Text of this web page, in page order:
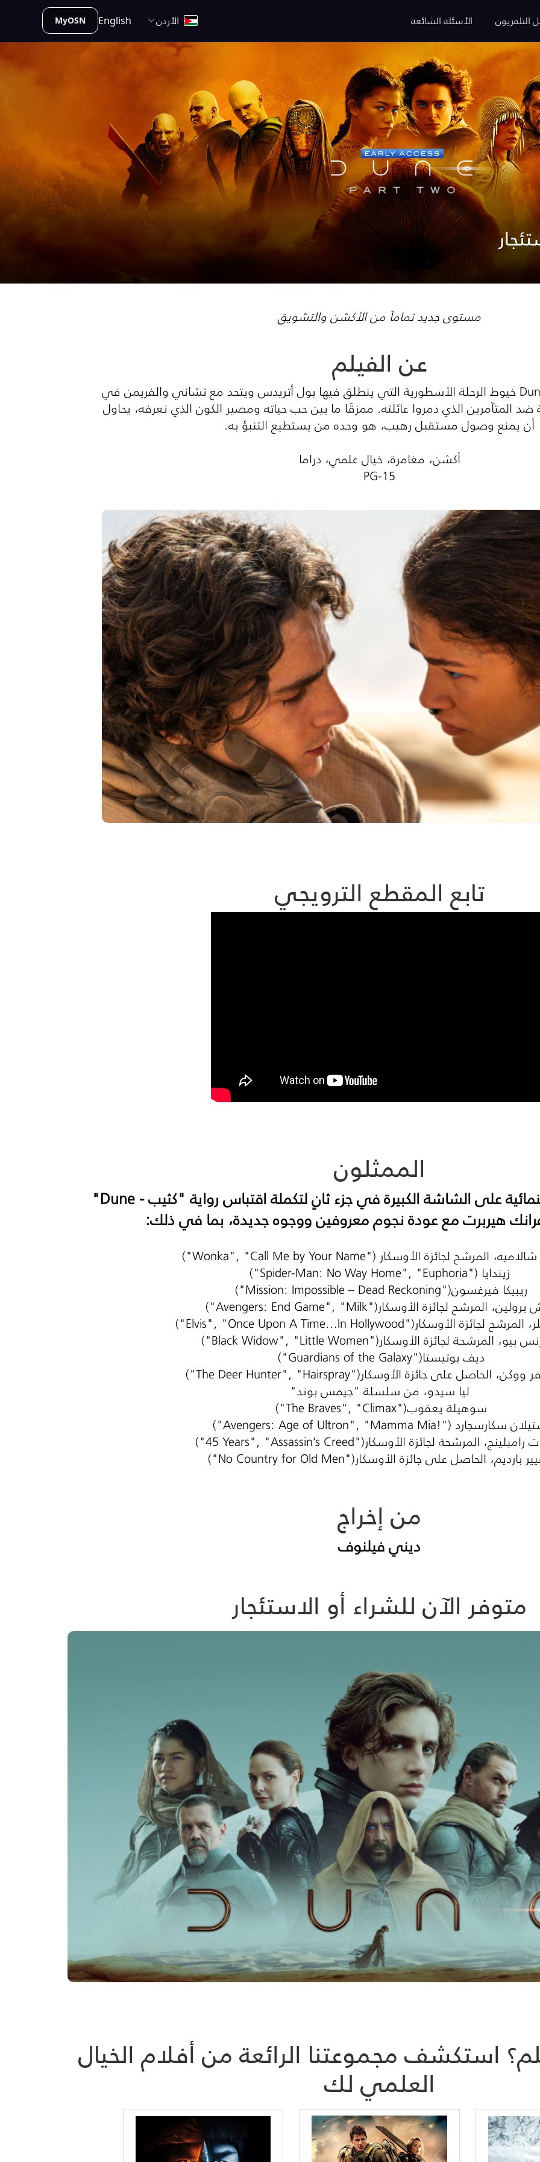
التلفزيون الأسئلة الشائعة الأردن English
MyOSN
مستوى جديد تماماً من الأكشن والتشويق
عن الفيلم
ينسج فيلم Dune: Part Two خيوط الرحلة الأسطورية التي ينطلق فيها بول أتريدس ويتحد مع تشاني والفريمن في
المتآمرين الذي دمروا عائلته. ممزقًا ما بين حب حياته ومصير الكون الذي نعرفه، يحاول
أن يمنع وصول مستقبل رهيب، هو وحده من يستطيع التنبؤ به.
أكشن، مغامرة، خيال علمي، دراما
PG-15
تابع المقطع الترويجي
الممثلون
تتواصل الملحمة السينمائية على الشاشة الكبيرة في جزء ثانٍ لتكملة اقتباس رواية "كثيب - Dune"
هيربرت مع عودة نجوم معروفين ووجوه جديدة، بما في ذلك:
المرشح لجائزة الأوسكار ("Wonka", "Call Me by Your Name")
زيندايا ("Spider-Man: No Way Home", "Euphoria")
ريبيكا فيرغسون("Mission: Impossible – Dead Reckoning")
المرشح لجائزة الأوسكار("Avengers: End Game", "Milk")
المرشح لجائزة الأوسكار("Elvis", "Once Upon A Time…In Hollywood")
بيو، المرشحة لجائزة الأوسكار("Black Widow", "Little Women")
ديف بوتيستا("Guardians of the Galaxy")
ووكن، الحاصل على جائزة الأوسكار("The Deer Hunter", "Hairspray")
ليا سيدو، من سلسلة "جيمس بوند"
سوهيلة يعقوب("The Braves", "Climax")
سكارسجارد"Mamma Mia!")
"Avengers: Age of Ultron",
)
رامبلينج، المرشحة لجائزة الأوسكار("45 Years", "Assassin’s Creed")
بارديم، الحاصل على جائزة الأوسكار("No Country for Old Men")
من إخراج
ديني فيلنوف
متوفر الآن للشراء أو الاستئجار
استكشف مجموعتنا الرائعة من أفلام الخيال
العلمي لك